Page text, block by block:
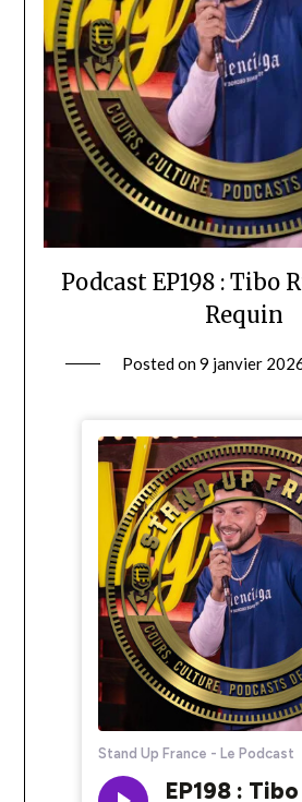
Podcast EP198 : Tibo
Requin
Posted on9 janvier